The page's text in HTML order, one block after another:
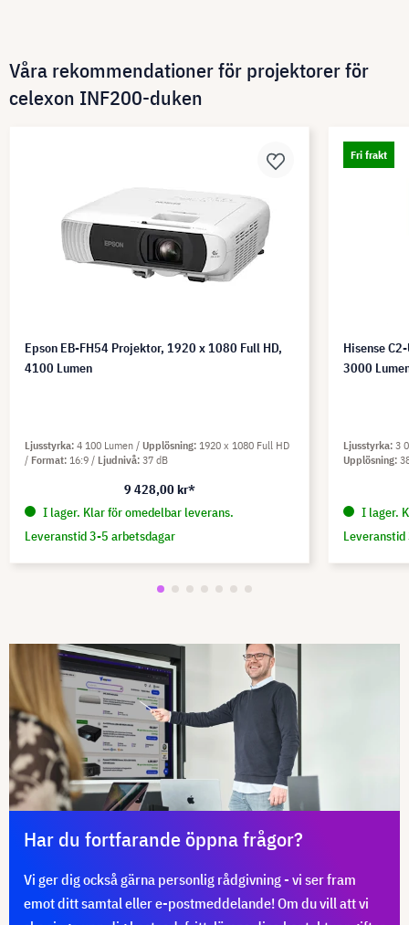
Våra rekommendationer för projektorer för
celexon INF200-duken
Epson EB-FH54 Projektor, 1920 x 1080 Full HD,
4100 Lumen
Ljusstyrka 4 100 Lumen Upplösning 1920 x 1080 Full HD
Format 16:9 Ljudnivå 37 dB
9 428,00 kr*
I lager. Klar för omedelbar leverans.
Leveranstid 3-5 arbetsdagar
Fri frakt
Hisense
3000
Ljusstyrka 3
Upplösning
I lager.
Har du fortfarande öppna frågor?
Vi ger dig också gärna personlig rådgivning - vi ser fram
emot ditt samtal eller e-postmeddelande! Om du vill att vi